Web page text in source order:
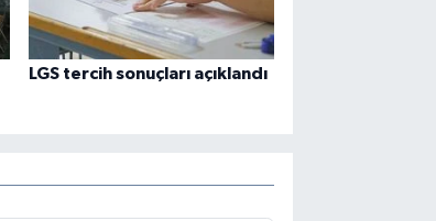
LGS tercih sonuçları açıklandı